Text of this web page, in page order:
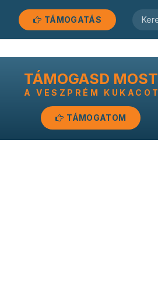
TÁMOGATÁS
TÁMOGASD MOST
A VESZPRÉM KUKACOT
TÁMOGATOM